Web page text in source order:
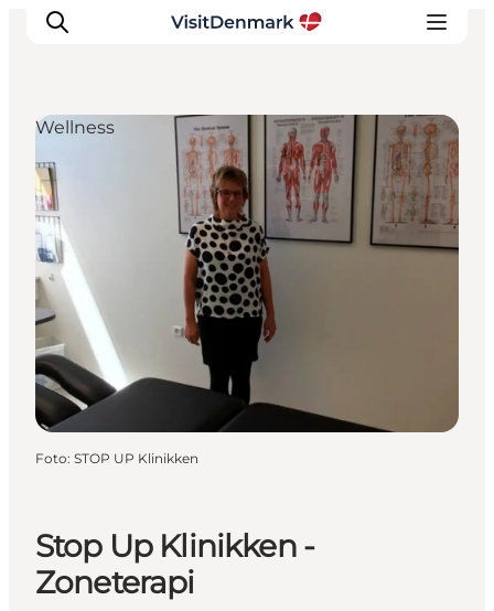
Inspiration
Regionen
Erlebnisse
Unterkünfte
Reiseplanung
Stop Up Klinikken -
Zoneterapi
Wellness
Foto: STOP UP Klinikken